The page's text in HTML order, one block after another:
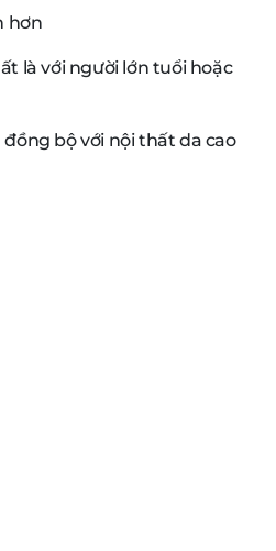
hơn
là với người lớn tuổi hoặc
bộ với nội thất da cao